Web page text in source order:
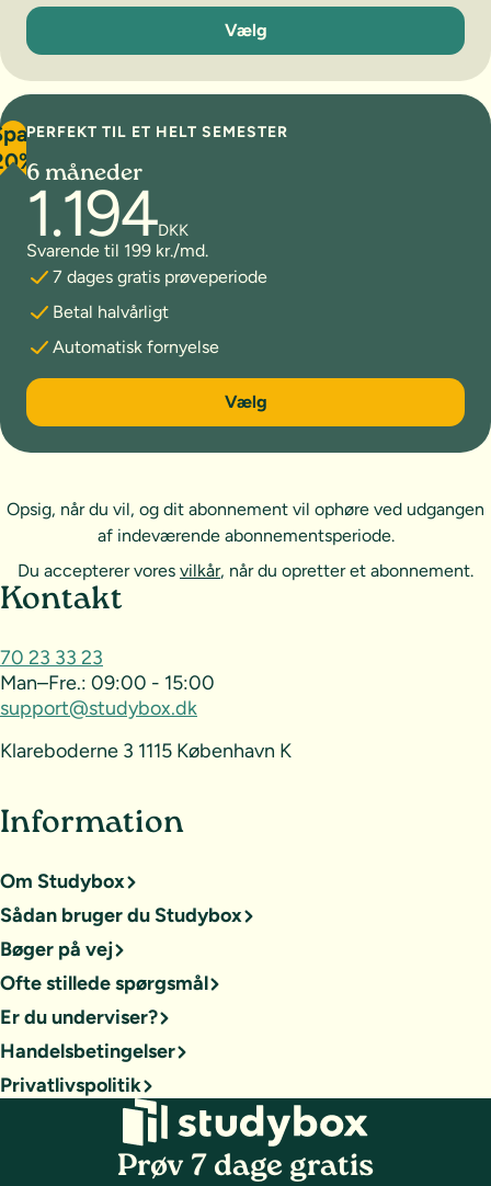
3 måneder
Vælg
PERFEKT TIL ET HELT SEMESTER
6 måneder
1.194DKK
Svarende til 199 kr./md.
7 dages gratis prøveperiode
Betal halvårligt
Automatisk fornyelse
6 måneder
Vælg
Opsig, når du vil, og dit abonnement vil ophøre ved udgangen
af indeværende abonnementsperiode.
Du accepterer vores vilkår, når du opretter et abonnement.
Sideoversigt og kontakt
Kontakt
70 23 33 23
Man–Fre.: 09:00 - 15:00
support@studybox.dk
Klareboderne 3 1115 København K
Information
Om Studybox
Sådan bruger du Studybox
Bøger på vej
Ofte stillede spørgsmål
Er du underviser?
Handelsbetingelser
Privatlivspolitik
Prøv 7 dage gratis